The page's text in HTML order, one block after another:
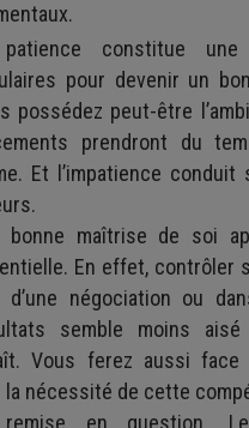
constitue
pour devenir un
possédez peut-être
prendront du
Et l’impatience conduit
bonne maîtrise de soi
En effet, contrôler
d’une négociation ou
semble moins
Vous ferez aussi face
la nécessité de cette
en question.